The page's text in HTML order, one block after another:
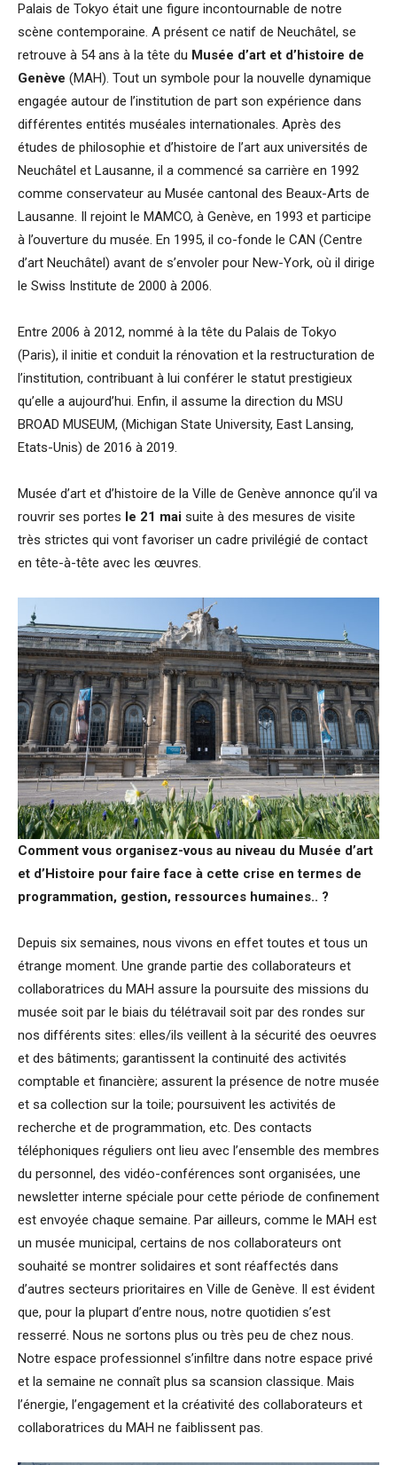
Palais de Tokyo était une figure incontournable de notre
scène contemporaine. A présent ce natif de Neuchâtel, se
retrouve à 54 ans à la tête du Musée d’art et d’histoire de
Genève (MAH). Tout un symbole pour la nouvelle dynamique
engagée autour de l’institution de part son expérience dans
différentes entités muséales internationales. Après des
études de philosophie et d’histoire de l’art aux universités de
Neuchâtel et Lausanne, il a commencé sa carrière en 1992
comme conservateur au Musée cantonal des Beaux-Arts de
Lausanne. Il rejoint le MAMCO, à Genève, en 1993 et participe
à l’ouverture du musée. En 1995, il co-fonde le CAN (Centre
d’art Neuchâtel) avant de s’envoler pour New-York, où il dirige
le Swiss Institute de 2000 à 2006.
Entre 2006 à 2012, nommé à la tête du Palais de Tokyo
(Paris), il initie et conduit la rénovation et la restructuration de
l’institution, contribuant à lui conférer le statut prestigieux
qu’elle a aujourd’hui. Enfin, il assume la direction du MSU
BROAD MUSEUM, (Michigan State University, East Lansing,
Etats-Unis) de 2016 à 2019.
Musée d’art et d’histoire de la Ville de Genève annonce qu’il va
rouvrir ses portes le 21 mai suite à des mesures de visite
très strictes qui vont favoriser un cadre privilégié de contact
en tête-à-tête avec les œuvres.
Comment vous organisez-vous au niveau du Musée d’art
et d’Histoire pour faire face à cette crise en termes de
programmation, gestion, ressources humaines.. ?
Depuis six semaines, nous vivons en effet toutes et tous un
étrange moment. Une grande partie des collaborateurs et
collaboratrices du MAH assure la poursuite des missions du
musée soit par le biais du télétravail soit par des rondes sur
nos différents sites: elles/ils veillent à la sécurité des oeuvres
et des bâtiments; garantissent la continuité des activités
comptable et financière; assurent la présence de notre musée
et sa collection sur la toile; poursuivent les activités de
recherche et de programmation, etc. Des contacts
téléphoniques réguliers ont lieu avec l’ensemble des membres
du personnel, des vidéo-conférences sont organisées, une
newsletter interne spéciale pour cette période de confinement
est envoyée chaque semaine. Par ailleurs, comme le MAH est
un musée municipal, certains de nos collaborateurs ont
souhaité se montrer solidaires et sont réaffectés dans
d’autres secteurs prioritaires en Ville de Genève. Il est évident
que, pour la plupart d’entre nous, notre quotidien s’est
resserré. Nous ne sortons plus ou très peu de chez nous.
Notre espace professionnel s’infiltre dans notre espace privé
et la semaine ne connaît plus sa scansion classique. Mais
l’énergie, l’engagement et la créativité des collaborateurs et
collaboratrices du MAH ne faiblissent pas.